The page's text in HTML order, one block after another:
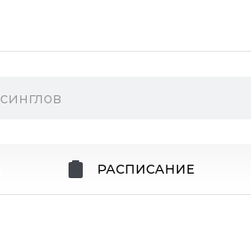
РАСПИСАНИЕ